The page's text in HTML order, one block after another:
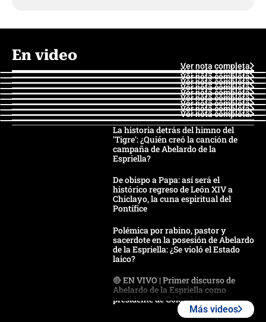
En video
Ver nota completa
Ver nota completa
Ver nota completa
Ver nota completa
Ver nota completa
Ver nota completa
Ver nota completa
Ver nota completa
Ver nota completa
Ver nota completa
La historia detrás del himno del
'Tigre': ¿Quién creó la canción de
campaña de Abelardo de la
Espriella?
De obispo a Papa: así será el
histórico regreso de León XIV a
Chiclayo, la cuna espiritual del
Pontífice
Polémica por rabino, pastor y
sacerdote en la posesión de Abelardo
de la Espriella: ¿Se violó el Estado
laico?
🔴 EN VIVO | Primer discurso de
Abelardo de la Espriella como
presidente de Colombia
Más videos